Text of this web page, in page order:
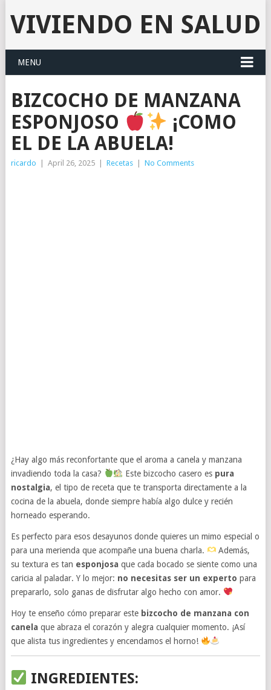
VIVIENDO EN SALUD
MENU
BIZCOCHO DE MANZANA
ESPONJOSO
¡COMO
EL DE LA ABUELA!
ricardo April 26, 2025 Recetas No Comments
¿Hay algo más reconfortante que el aroma a canela y manzana
invadiendo toda la casa?
Este bizcocho casero es pura
nostalgia, el tipo de receta que te transporta directamente a la
cocina de la abuela, donde siempre había algo dulce y recién
horneado esperando.
Es perfecto para esos desayunos donde quieres un mimo especial o
para una merienda que acompañe una buena charla.
Además,
su textura es tan esponjosa que cada bocado se siente como una
caricia al paladar. Y lo mejor: no necesitas ser un experto para
prepararlo, solo ganas de disfrutar algo hecho con amor.
Hoy te enseño cómo preparar este bizcocho de manzana con
canela que abraza el corazón y alegra cualquier momento. ¡Así
que alista tus ingredientes y encendamos el horno!
INGREDIENTES: